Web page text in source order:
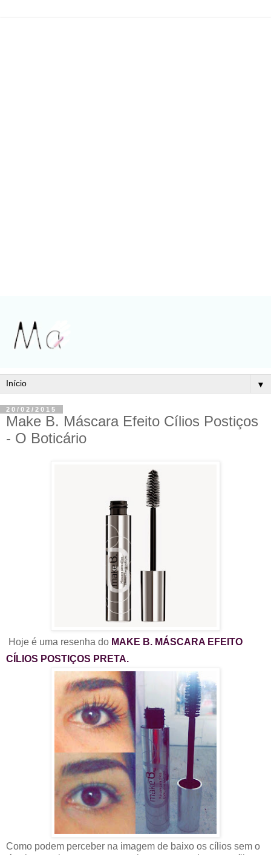
▼
20/02/2015
Make B. Máscara Efeito Cílios Postiços
- O Boticário
Hoje é uma resenha do MAKE B. MÁSCARA EFEITO
CÍLIOS POSTIÇOS PRETA.
Como podem perceber na imagem de baixo os cílios sem o